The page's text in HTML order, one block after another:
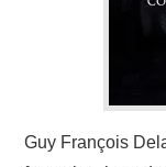
Guy François